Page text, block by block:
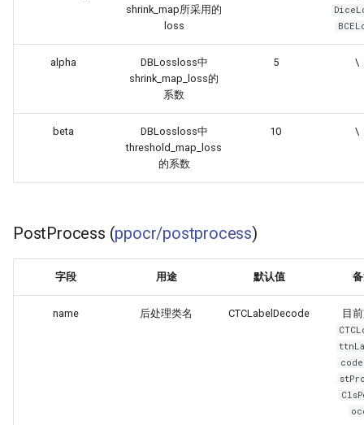
shrink_map所采用的
loss
alpha
DBLossloss中
shrink_map_loss的
系数
5 \
beta
DBLossloss中
threshold_map_loss
的系数
10 \
PostProcess (ppocr/postprocess)
字段 用途 默认值
name 后处理类名 CTCLabelDecode 目
code